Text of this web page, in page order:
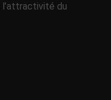
l’attractivité du